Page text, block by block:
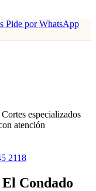
Pide por WhatsApp
especializados
atención
2118
Condado